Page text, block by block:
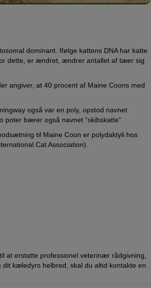
dominant. Ifølge kattens DNA har katte
dette, er ændret, ændrer antallet af tæer sig
angiver, at 40 procent af Maine Coons med
også var en poly, opstod navnet
poter bærer også navnet “skibskatte”.
til Maine Coon er polydaktyli hos
Cat Association).
at erstatte professionel veterinær rådgivning,
kæledyrs helbred, skal du altid kontakte en